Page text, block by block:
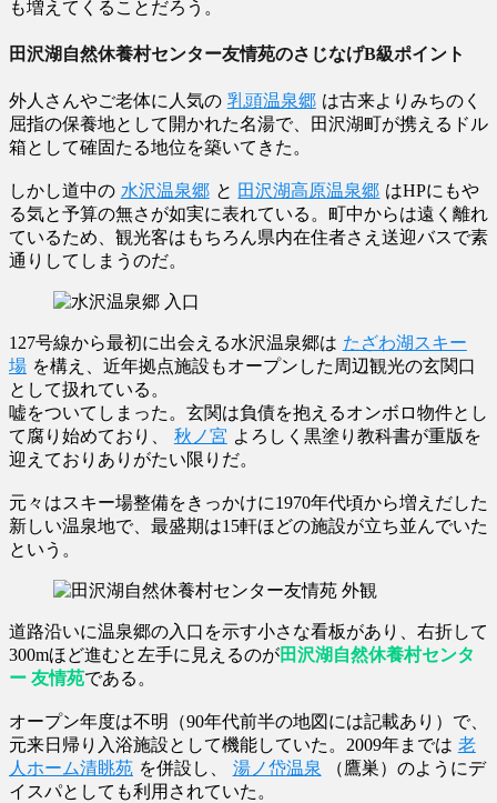
も増えてくることだろう。
田沢湖自然休養村センター友情苑のさじなげB級ポイント
外人さんやご老体に人気の 乳頭温泉郷 は古来よりみちのく
屈指の保養地として開かれた名湯で、田沢湖町が携えるドル
箱として確固たる地位を築いてきた。
しかし道中の 水沢温泉郷 と 田沢湖高原温泉郷 はHPにもや
る気と予算の無さが如実に表れている。町中からは遠く離れ
ているため、観光客はもちろん県内在住者さえ送迎バスで素
通りしてしまうのだ。
127号線から最初に出会える水沢温泉郷は たざわ湖スキー
場 を構え、近年拠点施設もオープンした周辺観光の玄関口
として扱れている。
嘘をついてしまった。玄関は負債を抱えるオンボロ物件とし
て腐り始めており、
秋ノ宮 よろしく黒塗り教科書が重版を
迎えておりありがたい限りだ。
元々はスキー場整備をきっかけに1970年代頃から増えだした
新しい温泉地で、最盛期は15軒ほどの施設が立ち並んでいた
という。
道路沿いに温泉郷の入口を示す小さな看板があり、右折して
300mほど進むと左手に見えるのが田沢湖自然休養村センタ
ー 友情苑である。
オープン年度は不明（90年代前半の地図には記載あり）で、
元来日帰り入浴施設として機能していた。2009年までは 老
人ホーム清眺苑 を併設し、 湯ノ岱温泉
（鷹巣）のようにデ
イスパとしても利用されていた。